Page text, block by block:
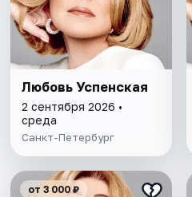
Любовь Успенская
2 сентября 2026 •
среда
Санкт-Петербург
от 3 000 ₽